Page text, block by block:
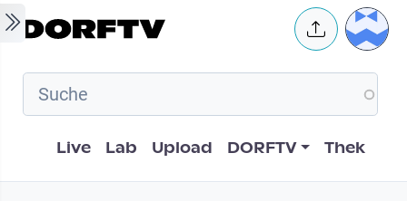
Skip to main content User
Hauptnavigation
Live Lab Upload DORFTV Thek